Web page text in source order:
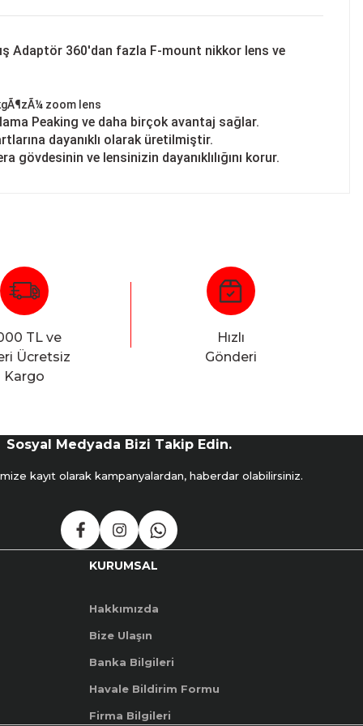
Adaptör 360'dan fazla F-mount nikkor lens ve
Peaking ve daha birçok avantaj sağlar.
dayanıklı olarak üretilmiştir.
gövdesinin ve lensinizin dayanıklılığını korur.
TL ve
Ücretsiz
Kargo
Hızlı
Gönderi
Sosyal Medyada Bizi Takip Edin.
kayıt olarak kampanyalardan, haberdar olabilirsiniz.
KURUMSAL
Hakkımızda
Bize Ulaşın
Banka Bilgileri
Havale Bildirim Formu
Firma Bilgileri